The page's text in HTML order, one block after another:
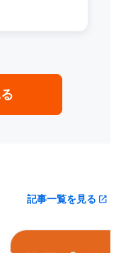
記事一覧を見る